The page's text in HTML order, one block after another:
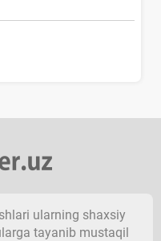
ularning shaхsiy
tayanib mustaqil